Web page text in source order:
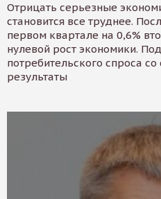
Отрицать серьезные
становится все труднее.
первом квартале на 0,6%
нулевой рост экономики.
потребительского спроса
результаты